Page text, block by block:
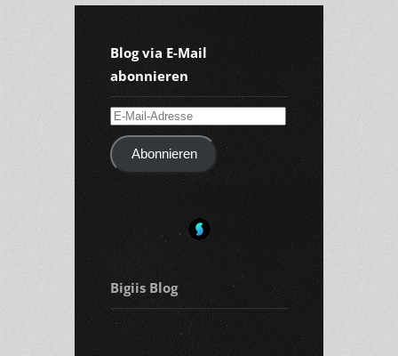
Blog via E-Mail
abonnieren
E-
Mail-
AdresseAbonnieren
Bigiis Blog